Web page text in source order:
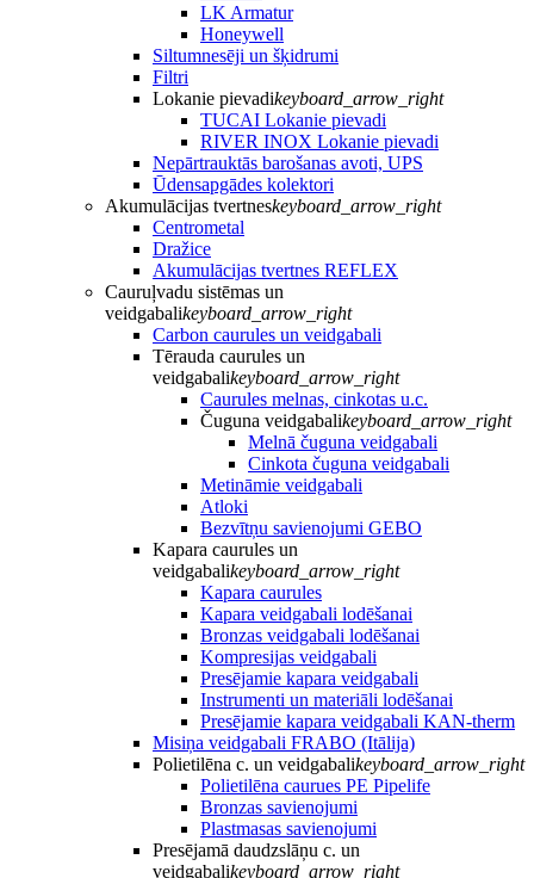
LK Armatur
Honeywell
Siltumnesēji un šķidrumi
Filtri
Lokanie pievadikeyboard_arrow_right
TUCAI Lokanie pievadi
RIVER INOX Lokanie pievadi
Nepārtrauktās barošanas avoti, UPS
Ūdensapgādes kolektori
Akumulācijas tvertneskeyboard_arrow_right
Centrometal
Dražice
Akumulācijas tvertnes REFLEX
Cauruļvadu sistēmas un
veidgabalikeyboard_arrow_right
Carbon caurules un veidgabali
Tērauda caurules un
veidgabalikeyboard_arrow_right
Caurules melnas, cinkotas u.c.
Čuguna veidgabalikeyboard_arrow_right
Melnā čuguna veidgabali
Cinkota čuguna veidgabali
Metināmie veidgabali
Atloki
Bezvītņu savienojumi GEBO
Kapara caurules un
veidgabalikeyboard_arrow_right
Kapara caurules
Kapara veidgabali lodēšanai
Bronzas veidgabali lodēšanai
Kompresijas veidgabali
Presējamie kapara veidgabali
Instrumenti un materiāli lodēšanai
Presējamie kapara veidgabali KAN-therm
Misiņa veidgabali FRABO (Itālija)
Polietilēna c. un veidgabalikeyboard_arrow_right
Polietilēna caurues PE Pipelife
Bronzas savienojumi
Plastmasas savienojumi
Presējamā daudzslāņu c. un
veidgabalikeyboard_arrow_right